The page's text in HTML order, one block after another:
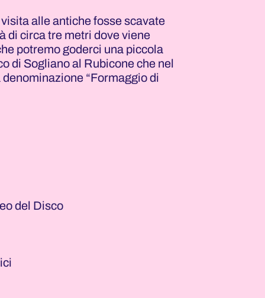
alle antiche fosse scavate
di circa tre metri dove viene
potremo goderci una piccola
di Sogliano al Rubicone che nel
“Formaggio di
del Disco